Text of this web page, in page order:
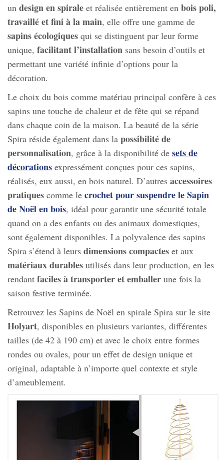
un design en spirale et réalisée entièrement en bois poli,
travaillé et fini à la main, elle offre une gamme de
sapins écologiques qui se distinguent par leur forme
unique, facilitant l’installation sans besoin d’outils et
permettant une variété infinie d’options pour la
décoration.
Le choix du bois comme matériau principal confère à ces
sapins une touche de chaleur et de fête qui se répand
dans chaque coin de la maison. La beauté de la série
Spira réside également dans la possibilité de
personnalisation, grâce à la disponibilité de sets de
décorations expressément conçues pour ces sapins,
réalisés, eux aussi, en bois naturel. D’autres accessoires
pratiques comme le crochet pour suspendre le Sapin
de Noël en bois, idéal pour garantir une sécurité totale
quand on a des enfants ou des animaux domestiques,
sont également disponibles. La polyvalence des sapins
Spira s’étend à leurs dimensions compactes et aux
matériaux durables utilisés dans leur production, en les
rendant faciles à transporter et emballer une fois la
saison festive terminée.
Retrouvez les Sapins de Noël en spirale Spira sur le site
Holyart, disponibles en plusieurs variantes, différentes
tailles (de 42 à 190 cm) et avec le choix entre formes
rondes ou ovales, pour un effet de design unique et
original, adaptable à n’importe quel contexte et style
d’ameublement.